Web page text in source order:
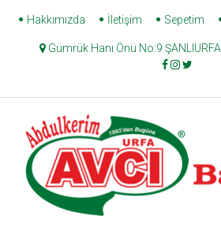
Skip
content
Hakkımızda İletişim Sepetim
Gümrük Hanı Önü No:9 ŞANLIURFA